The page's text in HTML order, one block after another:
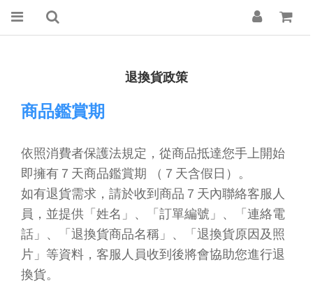
退換貨政策
商品鑑賞期
依照消費者保護法規定，從商品抵達您手上開始
即擁有７天商品鑑賞期 （７天含假日）。
如有退貨需求，請於收到商品７天內聯絡客服人
員，並提供「姓名」、「訂單編號」、「連絡電
話」、「退換貨商品名稱」、「退換貨原因及照
片」等資料，客服人員收到後將會協助您進行退
換貨。